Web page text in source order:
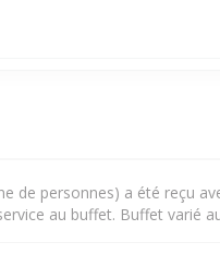
de personnes) a été reçu
au buffet. Buffet varié